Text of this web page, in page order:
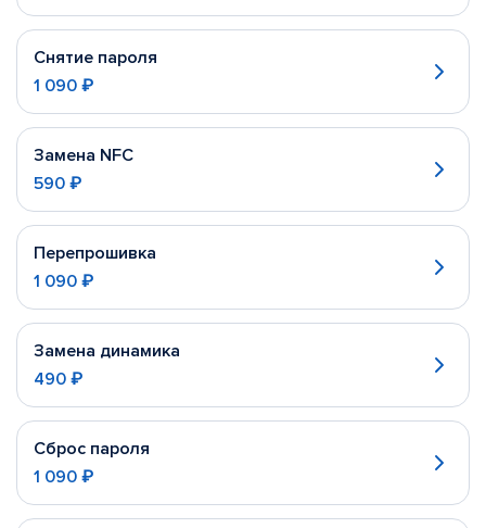
Снятие пароля
1 090 ₽
Замена NFC
590 ₽
Перепрошивка
1 090 ₽
Замена динамика
490 ₽
Сброс пароля
1 090 ₽